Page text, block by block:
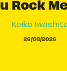
Rock
Keiko
26/08/2026